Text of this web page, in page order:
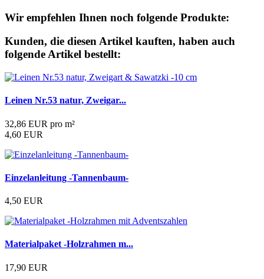
Wir empfehlen Ihnen noch folgende Produkte:
Kunden, die diesen Artikel kauften, haben auch
folgende Artikel bestellt:
Leinen Nr.53 natur, Zweigar...
32,86 EUR pro m²
4,60 EUR
Einzelanleitung -Tannenbaum-
4,50 EUR
Materialpaket -Holzrahmen m...
17,90 EUR